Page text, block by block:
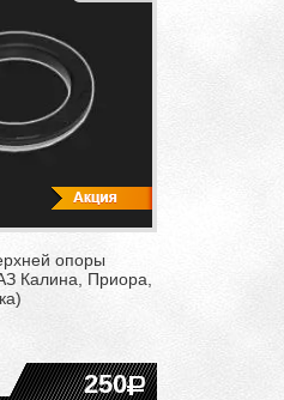
опоры
Калина, Приора,
250